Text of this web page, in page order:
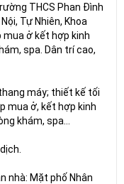
THCS Phan Đình
Tự Nhiên, Khoa
mua ở kết hợp kinh
spa. Dân trí cao,
máy; thiết kế tối
mua ở, kết hợp kinh
khám, spa…
nhà: Mặt phố Nhân